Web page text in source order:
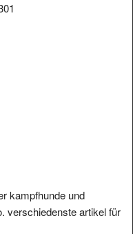
kampfhunde und
verschiedenste artikel für